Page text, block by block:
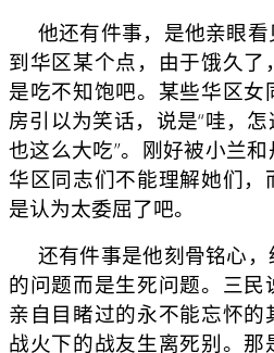
他还有件事，是他亲眼看
到华区某个点，由于饿久
是吃不知饱吧。某些华区
房引以为笑话，说是“哇，
也这么大吃”。刚好被小兰
华区同志们不能理解她们
是认为太委屈了吧。
还有件事是他刻骨铭心，
的问题而是生死问题。三
亲自目睹过的永不能忘怀
战火下的战友生离死别。那